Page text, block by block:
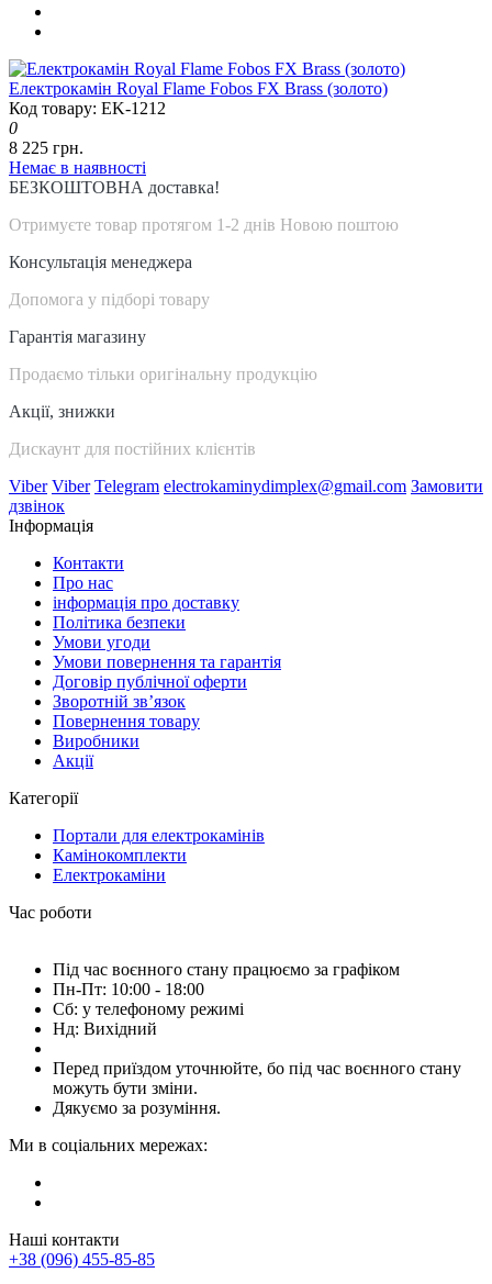
Електрокамін Royal Flame Fobos FX Brass (золото)
Код товару: EK-1212
0
8 225 грн.
Немає в наявності
БЕЗКОШТОВНА доставка!
Отримуєте товар протягом 1-2 днів Новою поштою
Консультація менеджера
Допомога у підборі товару
Гарантія магазину
Продаємо тільки оригінальну продукцію
Акції, знижки
Дискаунт для постійних клієнтів
Viber Viber Telegram electrokaminydimplex@gmail.com Замовити
дзвінок
Інформація
Контакти
Про нас
інформація про доставку
Політика безпеки
Умови угоди
Умови повернення та гарантія
Договір публічної оферти
Зворотній зв’язок
Повернення товару
Виробники
Акції
Категорії
Портали для електрокамінів
Камінокомплекти
Електрокаміни
Час роботи
Під час воєнного стану працюємо за графіком
Пн-Пт: 10:00 - 18:00
Сб: у телефоному режимі
Нд: Вихідний
Перед приїздом уточнюйте, бо під час воєнного стану
можуть бути зміни.
Дякуємо за розуміння.
Ми в соціальних мережах:
Наші контакти
+38 (096) 455-85-85